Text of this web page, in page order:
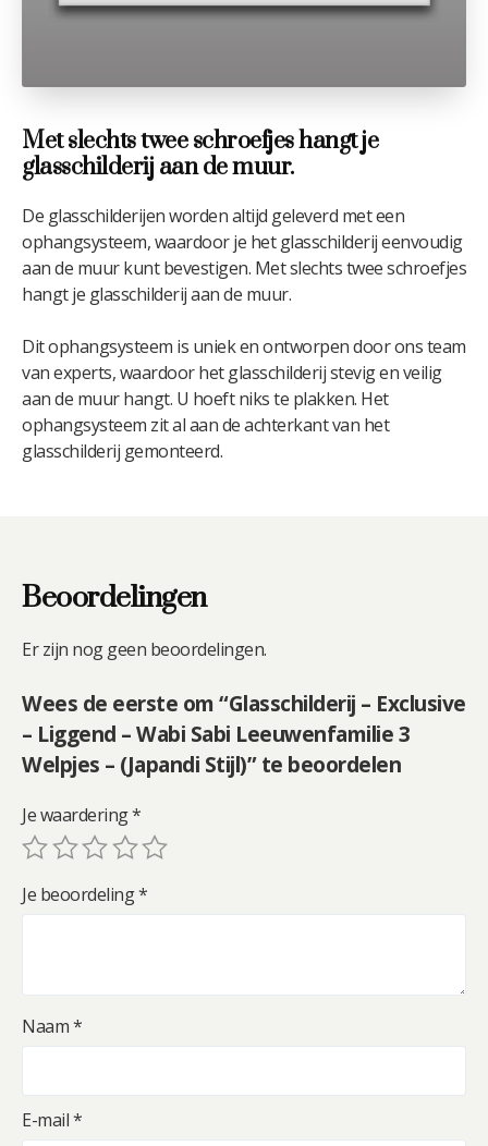
Met slechts twee schroefjes hangt je
glasschilderij aan de muur.
De glasschilderijen worden altijd geleverd met een
ophangsysteem, waardoor je het glasschilderij eenvoudig
aan de muur kunt bevestigen. Met slechts twee schroefjes
hangt je glasschilderij aan de muur.
Dit ophangsysteem is uniek en ontworpen door ons team
van experts, waardoor het glasschilderij stevig en veilig
aan de muur hangt. U hoeft niks te plakken. Het
ophangsysteem zit al aan de achterkant van het
glasschilderij gemonteerd.
Beoordelingen
Er zijn nog geen beoordelingen.
Wees de eerste om “Glasschilderij – Exclusive
– Liggend – Wabi Sabi Leeuwenfamilie 3
Welpjes – (Japandi Stijl)” te beoordelen
Je waardering*
Je beoordeling*
Naam*
E-mail*